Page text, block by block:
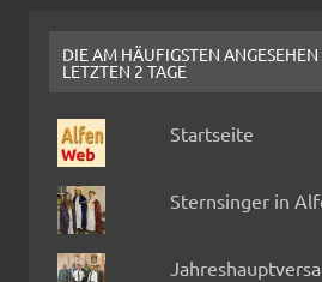
DIE AM HÄUFIGSTEN
LETZTEN 2 TAGE
Startseite
Sternsinger in